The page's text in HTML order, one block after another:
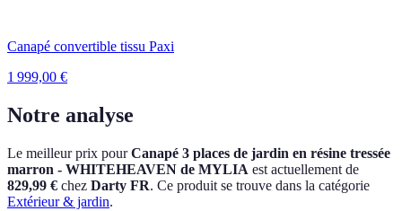
Canapé convertible tissu Paxi
1 999,00 €
Notre analyse
Le meilleur prix pourCanapé 3 places de jardin en résine tressée
marron - WHITEHEAVEN de MYLIA est actuellement de
829,99 € chez Darty FR. Ce produit se trouve dans la catégorie
Extérieur & jardin.